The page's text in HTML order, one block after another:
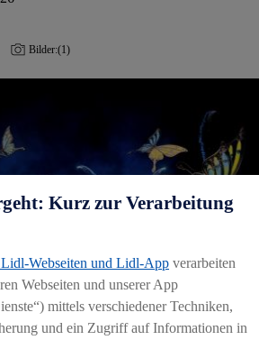
Bilder:(1)
Kurz zur Verarbeitung
Webseiten und Lidl-App verarbeiten
Webseiten und unserer App
mittels verschiedener Techniken,
und ein Zugriff auf Informationen in